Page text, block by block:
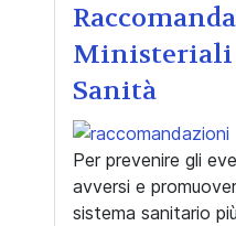
Sanità
Per prevenire gli
avversi e
sistema sanitario più